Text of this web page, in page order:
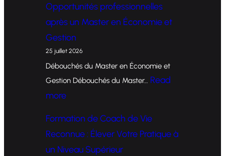
Opportunités professionnelles
après un Master en Économie et
Gestion
25 juillet 2026
Débouchés du Master en Économie et
Gestion Débouchés du Master… Read
more:
Formation de Coach de Vie
Reconnue : Élever Votre Pratique à
un Niveau Supérieur